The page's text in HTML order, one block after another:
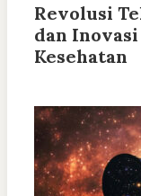
Revolusi
dan
Kesehatan